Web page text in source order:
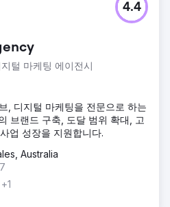
구글 광고와 빙 광고에 꾸준히
하고 목표 ROAS(광고 투자 수익
지나치게 의존하여 가시성과 제
고객 획득 비용)는 상대적으로
은 제품 카테고리와 일치하지
화되지 못한 매출 성장을 초래했
핑 캠페인이 주요 수익 창출 동
라 전략을 쇼핑 우선 접근 방식
카테고리별 세그먼트(AA/AAA,
)로 재구성하여 효율성을 높였
적으로 배분하여 실적이 우수한
고 효율성을 개선했습니다.
털 마케팅 에이전시
4.4
, 디지털 마케팅을 전문으로 하는
브랜드 구축, 도달 범위 확대, 고
업 성장을 지원합니다.
Australia
+1